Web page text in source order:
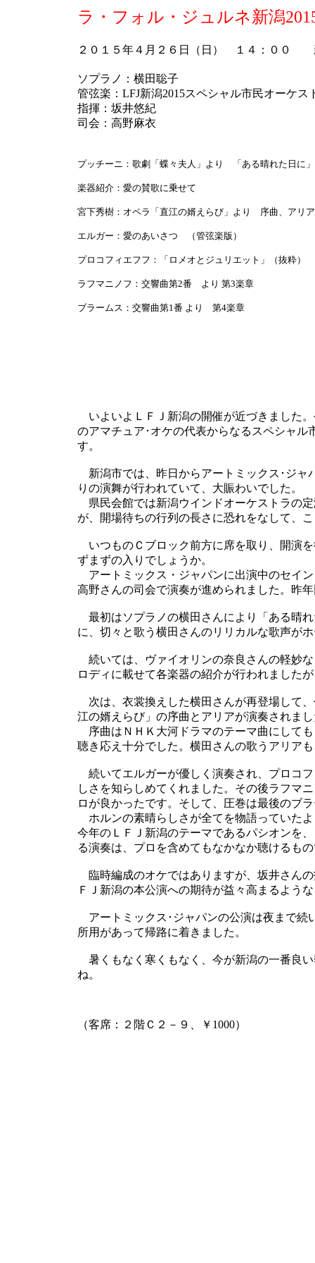
ラ・フォル・ジュルネ新潟
２０１５年４月２６日（日） １４：００
ソプラノ：横田聡子
管弦楽：LFJ新潟2015スペシャル市民オーケス
指揮：坂井悠紀
司会：高野麻衣
プッチーニ：歌劇「蝶々夫人」より 「ある晴れた日に」
楽器紹介：愛の賛歌に乗せて
宮下秀樹：オペラ「直江の婿えらび」より 序曲、アリ
エルガー：愛のあいさつ （管弦楽版）
プロコフィエフフ：「ロメオとジュリエット」（抜粋）
ラフマニノフ：交響曲第2番 より 第3楽章
ブラームス：交響曲第1番 より 第4楽章
いよいよＬＦＪ新潟の開催が近づきました
のアマチュア･オケの代表からなるスペシャ
す。
新潟市では、昨日からアートミックス･ジャ
りの演舞が行われていて、大賑わいでした。
県民会館では新潟ウインドオーケストラの
が、開場待ちの行列の長さに恐れをなして、
いつものＣブロック前方に席を取り、開演
ずまずの入りでしょうか。
アートミックス・ジャパンに出演中のセイ
高野さんの司会で演奏が進められました。昨
最初はソプラノの横田さんにより「ある晴
に、切々と歌う横田さんのリリカルな歌声が
続いては、ヴァイオリンの奈良さんの軽妙
ロディに載せて各楽器の紹介が行われました
次は、衣裳換えした横田さんが再登場して
江の婿えらび」の序曲とアリアが演奏されま
序曲はＮＨＫ大河ドラマのテーマ曲にして
聴き応え十分でした。横田さんの歌うアリア
続いてエルガーが優しく演奏され、プロコ
しさを知らしめてくれました。その後ラフマ
ロが良かったです。そして、圧巻は最後のブ
ホルンの素晴らしさが全てを物語っていた
今年のＬＦＪ新潟のテーマであるパシオンを
る演奏は、プロを含めてもなかなか聴けるも
臨時編成のオケではありますが、坂井さん
ＦＪ新潟の本公演への期待が益々高まるよう
アートミックス･ジャパンの公演は夜まで続
所用があって帰路に着きました。
暑くもなく寒くもなく、今が新潟の一番良
ね。
（客席：２階Ｃ２－９、￥1000）